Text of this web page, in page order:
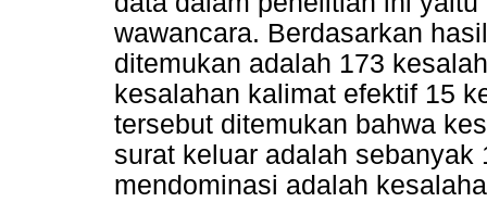
wawancara. Berdasarkan
ditemukan adalah 173
kesalahan kalimat efektif 15
tersebut ditemukan bahwa
surat keluar adalah sebanyak
mendominasi adalah